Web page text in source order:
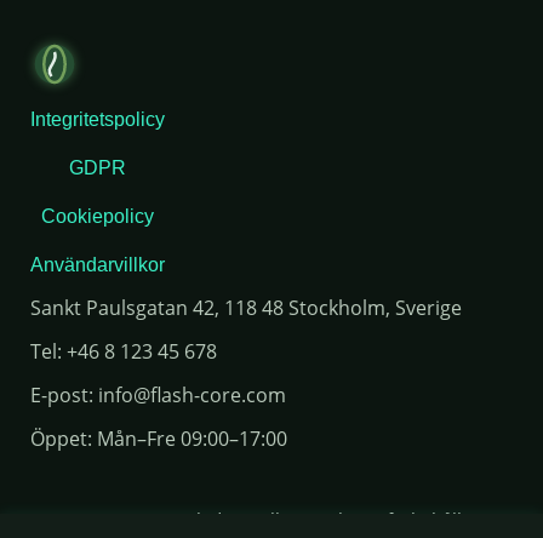
Integritetspolicy
GDPR
Cookiepolicy
Användarvillkor
Sankt Paulsgatan 42, 118 48 Stockholm, Sverige
Tel: +46 8 123 45 678
E-post: info@flash-core.com
Öppet: Mån–Fre 09:00–17:00
© 2024 GrönVägledare. Alla rättigheter förbehållna.